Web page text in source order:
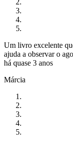
Um livro excelente
ajuda a observar o
há quase 3 anos
Márcia